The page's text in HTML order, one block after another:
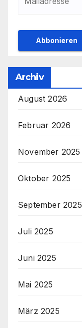
Archiv
August 2026
Februar 2026
November 2025
Oktober 2025
September 2025
Juli 2025
Juni 2025
Mai 2025
März 2025